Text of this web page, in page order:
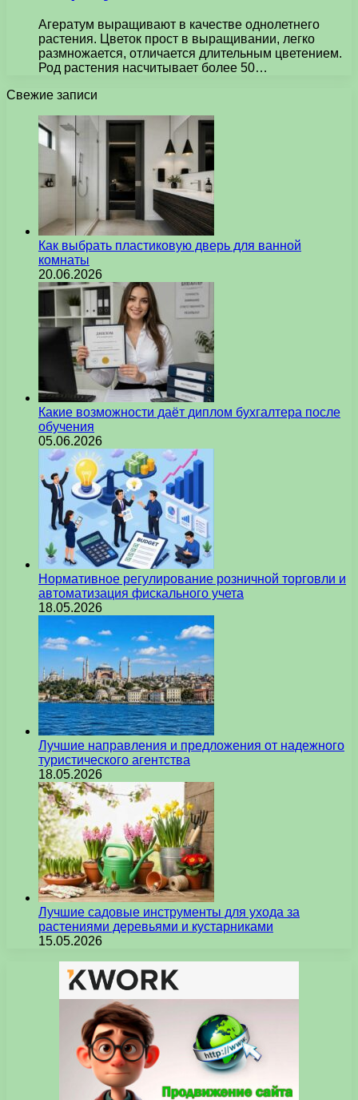
Агератум выращивают в качестве однолетнего
растения. Цветок прост в выращивании, легко
размножается, отличается длительным цветением.
Род растения насчитывает более 50…
Свежие записи
Как выбрать пластиковую дверь для ванной
комнаты
20.06.2026
Какие возможности даёт диплом бухгалтера после
обучения
05.06.2026
Нормативное регулирование розничной торговли и
автоматизация фискального учета
18.05.2026
Лучшие направления и предложения от надежного
туристического агентства
18.05.2026
Лучшие садовые инструменты для ухода за
растениями деревьями и кустарниками
15.05.2026